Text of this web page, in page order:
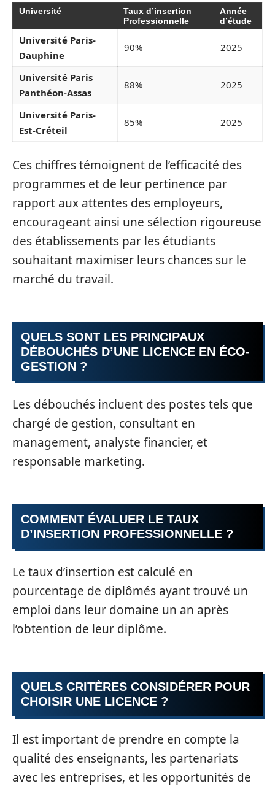
Université
Taux d’insertion
Professionnelle
Année
d’étude
Université Paris-
Dauphine
90% 2025
Université Paris
Panthéon-Assas
88% 2025
Université Paris-
Est-Créteil
85% 2025
Ces chiffres témoignent de l’efficacité des
programmes et de leur pertinence par
rapport aux attentes des employeurs,
encourageant ainsi une sélection rigoureuse
des établissements par les étudiants
souhaitant maximiser leurs chances sur le
marché du travail.
QUELS SONT LES PRINCIPAUX
DÉBOUCHÉS D’UNE LICENCE EN ÉCO-
GESTION ?
Les débouchés incluent des postes tels que
chargé de gestion, consultant en
management, analyste financier, et
responsable marketing.
COMMENT ÉVALUER LE TAUX
D’INSERTION PROFESSIONNELLE ?
Le taux d’insertion est calculé en
pourcentage de diplômés ayant trouvé un
emploi dans leur domaine un an après
l’obtention de leur diplôme.
QUELS CRITÈRES CONSIDÉRER POUR
CHOISIR UNE LICENCE ?
Il est important de prendre en compte la
qualité des enseignants, les partenariats
avec les entreprises, et les opportunités de